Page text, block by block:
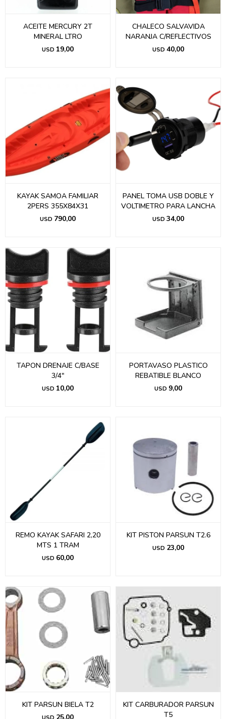
ACEITE MERCURY 2T
MINERAL LTRO
USD 19,00
CHALECO SALVAVIDA
NARANJA C/REFLECTIVOS
USD 40,00
KAYAK SAMOA FAMILIAR
2PERS 355X84X31
USD 790,00
PANEL TOMA USB DOBLE Y
VOLTIMETRO PARA LANCHA
USD 34,00
TAPON DRENAJE C/BASE
3/4"
USD 10,00
PORTAVASO PLASTICO
REBATIBLE BLANCO
USD 9,00
REMO KAYAK SAFARI 2,20
MTS 1 TRAM
USD 60,00
KIT PISTON PARSUN T2.6
USD 23,00
KIT PARSUN BIELA T2
KIT CARBURADOR PARSUN
T5